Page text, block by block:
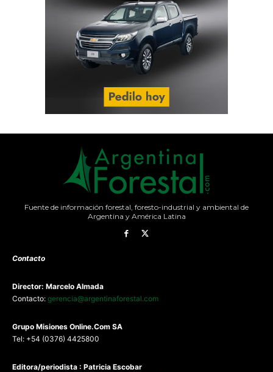
Fuente de información forestal, foresto-industrial y ambiental de
Argentina y América Latina
Contacto
Director: Marcelo Almada
Contacto: gerencia@argentinaforestal.com
Grupo Misiones Online.Com SA
Tel: +54 (0376) 4425800
Editora/periodista : Patricia Escobar